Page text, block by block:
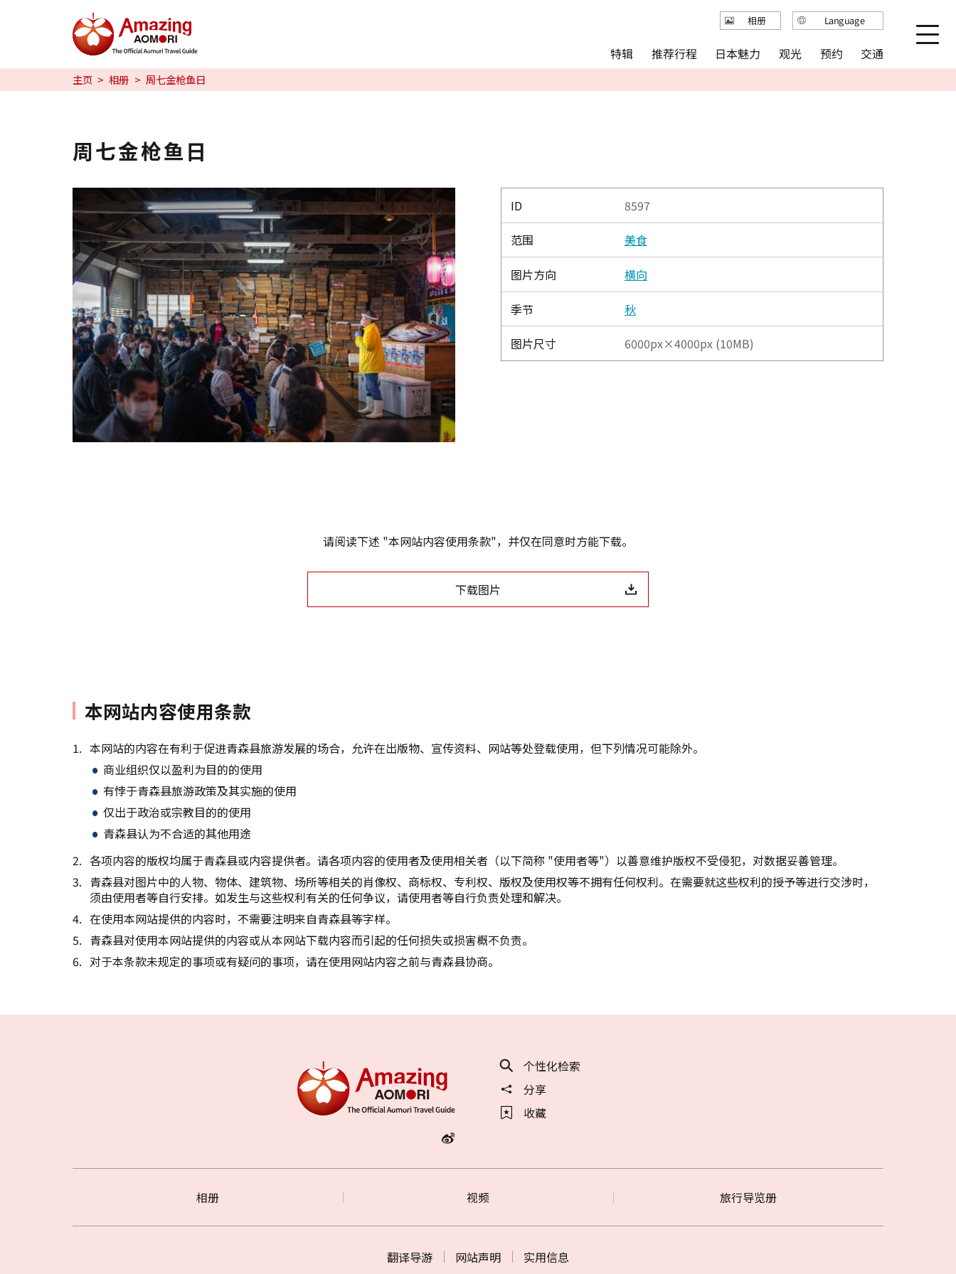
特辑
推荐行程
日本魅力
观光
繁体中文
简体中文
한국어
主页 相册 周七金枪鱼日
周七金枪鱼日
ID 8597
范围 美食
图片方向 横向
季节 秋
图片尺寸 6000px×4000px (10MB)
请阅读下述 "本网站内容使用条款"，并仅在同意时方能下载。
下载图片
本网站内容使用条款
本网站的内容在有利于促进青森县旅游发展的场合，允许在出版物、宣传资料、网站等处登载使用，但下列情况可能除外。
商业组织仅以盈利为目的的使用
有悖于青森县旅游政策及其实施的使用
仅出于政治或宗教目的的使用
青森县认为不合适的其他用途
各项内容的版权均属于青森县或内容提供者。请各项内容的使用者及使用相关者（以下简称 "使用者等"）以善意维护版权不受侵犯，对数据妥善管理。
青森县对图片中的人物、物体、建筑物、场所等相关的肖像权、商标权、专利权、版权及使用权等不拥有任何权利。在需要就这些权利的授予等进行交涉时，
须由使用者等自行安排。如发生与这些权利有关的任何争议，请使用者等自行负责处理和解决。
在使用本网站提供的内容时，不需要注明来自青森县等字样。
青森县对使用本网站提供的内容或从本网站下载内容而引起的任何损失或损害概不负责。
对于本条款未规定的事项或有疑问的事项，请在使用网站内容之前与青森县协商。
个性化检索
分享
收藏
相册 视频 旅行导览册
翻译导游 网站声明 实用信息
特辑 推荐行程 日本魅力 观光 预约 交通
相册 Language
English
简体中文